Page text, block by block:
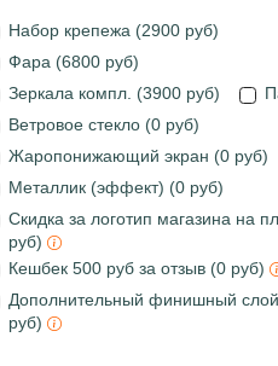
Набор крепежа (2900 руб)
Фара (6800 руб)
Зеркала компл. (3900 руб)
Ветровое стекло (0 руб)
Жаропонижающий экран (0 руб)
Металлик (эффект) (0 руб)
Скидка за логотип магазина на
руб)
Кешбек 500 руб за отзыв (0 руб)
Дополнительный финишный
руб)